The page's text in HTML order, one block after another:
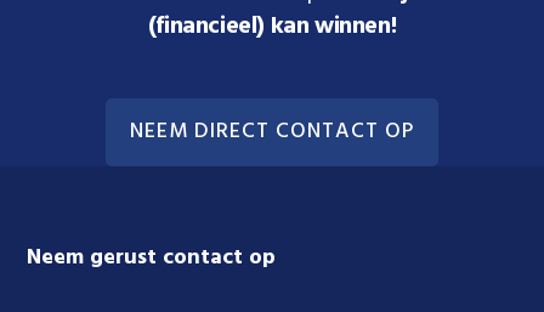
(financieel) kan winnen!
NEEM DIRECT CONTACT OP
Footer
Neem gerust contact op